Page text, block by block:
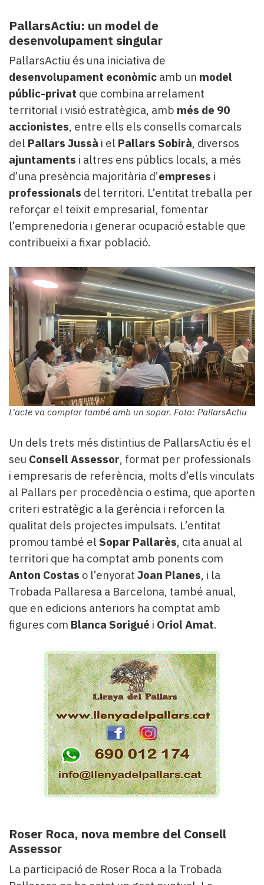
PallarsActiu: un model de
desenvolupament singular
PallarsActiu és una iniciativa de
desenvolupament econòmic amb un model
públic-privat que combina arrelament
territorial i visió estratègica, amb més de 90
accionistes, entre ells els consells comarcals
del Pallars Jussà i el Pallars Sobirà, diversos
ajuntaments i altres ens públics locals, a més
d’una presència majoritària d’empreses i
professionals del territori. L’entitat treballa per
reforçar el teixit empresarial, fomentar
l’emprenedoria i generar ocupació estable que
contribueixi a fixar població.
L'acte va comptar també amb un sopar. Foto: PallarsActiu
Un dels trets més distintius de PallarsActiu és el
seu Consell Assessor, format per professionals
i empresaris de referència, molts d’ells vinculats
al Pallars per procedència o estima, que aporten
criteri estratègic a la gerència i reforcen la
qualitat dels projectes impulsats. L’entitat
promou també el Sopar Pallarès, cita anual al
territori que ha comptat amb ponents com
Anton Costas o l’enyorat Joan Planes, i la
Trobada Pallaresa a Barcelona, també anual,
que en edicions anteriors ha comptat amb
figures com Blanca Sorigué i Oriol Amat.
Roser Roca, nova membre del Consell
Assessor
La participació de Roser Roca a la Trobada